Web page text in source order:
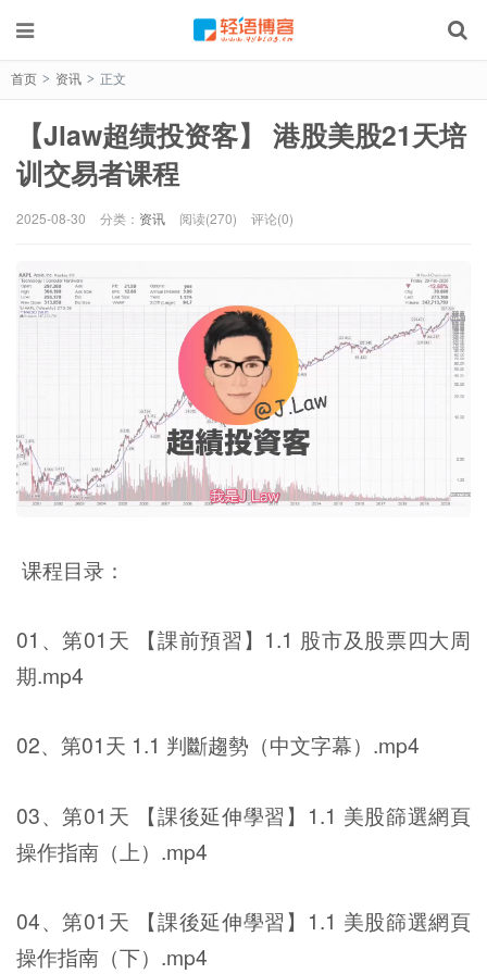
首页 > 资讯 > 正文
【Jlaw超绩投资客】 港股美股21天培
训交易者课程
2025-08-30 分类： 资讯 阅读(270) 评论(0)
课程目录：
01、第01天 【課前預習】1.1 股市及股票四大周
期.mp4
02、第01天 1.1 判斷趨勢（中文字幕）.mp4
03、第01天 【課後延伸學習】1.1 美股篩選網頁
操作指南（上）.mp4
04、第01天 【課後延伸學習】1.1 美股篩選網頁
操作指南（下）.mp4